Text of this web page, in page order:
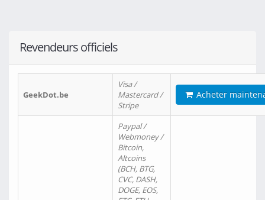
Revendeurs officiels
GeekDot.be
Visa /
Mastercard /
Stripe
Acheter
Paypal /
Webmoney /
Bitcoin,
Altcoins
(BCH, BTG,
CVC, DASH,
DOGE, EOS,